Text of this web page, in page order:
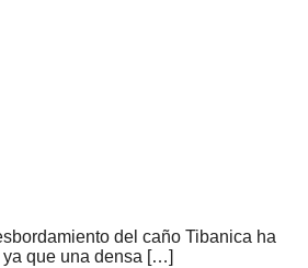
del caño Tibanica ha
ya que una densa […]